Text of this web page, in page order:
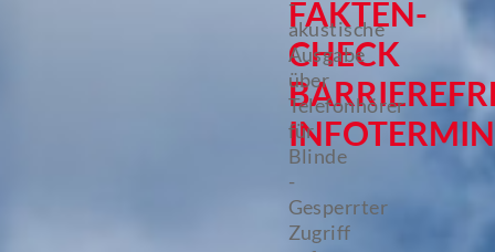
FAKTEN-
CHECK
akustische
Ausgabe
über
Telefonhörer
für
Blinde
-
Gesperrter
Zugriff